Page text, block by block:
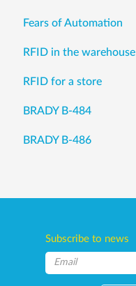
Fears of Automation
RFID in the warehouse
RFID for a store
BRADY B-484
BRADY B-486
Subscribe to news